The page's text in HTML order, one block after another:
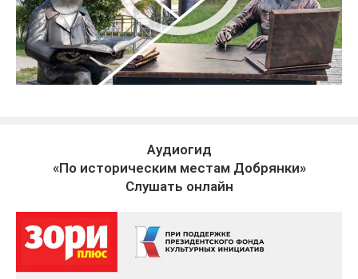
Аудиогид
«По историческим местам Добрянки»
Слушать онлайн